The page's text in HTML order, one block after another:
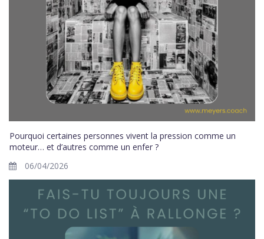
Pourquoi certaines personnes vivent la pression comme un
moteur… et d’autres comme un enfer ?
06/04/2026